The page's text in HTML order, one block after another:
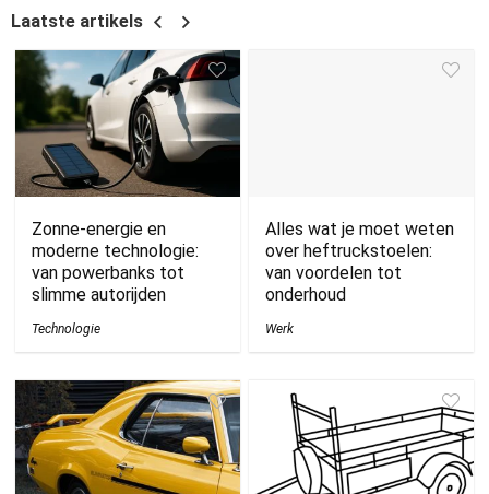
Laatste artikels
Zonne-energie en
moderne technologie:
van powerbanks tot
slimme autorijden
Technologie
Alles wat je moet weten
over heftruckstoelen:
van voordelen tot
onderhoud
Werk